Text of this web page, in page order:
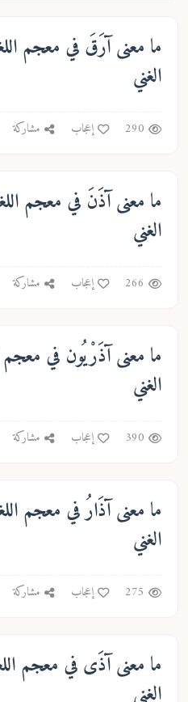
ما معنىآرَقَفي معجم
الغني
290 إعجاب مشاركة
ما معنىآذَنَفي معجم
الغني
266 إعجاب مشاركة
ما معنىآذَرْيُونفي معجم
الغني
390 إعجاب مشاركة
ما معنىآذَارُفي معجم
الغني
275 إعجاب مشاركة
ما معنىآذَىفي معجم
الغني